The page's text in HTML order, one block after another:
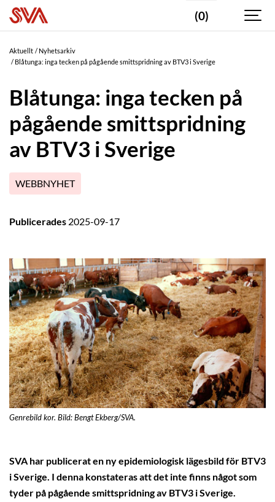
(0)
Aktuellt
Nyhetsarkiv
Blåtunga: inga tecken på pågående smittspridning av BTV3 i Sverige
Blåtunga: inga tecken på
pågående smittspridning
av BTV3 i Sverige
WEBBNYHET
Publicerades 2025-09-17
Genrebild kor. Bild: Bengt Ekberg/SVA.
SVA har publicerat en ny epidemiologisk lägesbild för BTV3
i Sverige. I denna konstateras att det inte finns något som
tyder på pågående smittspridning av BTV3 i Sverige.